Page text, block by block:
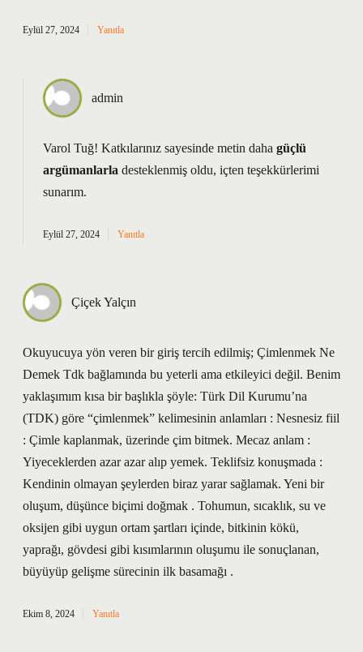
Eylül 27, 2024 Yanıtla
admin
Varol Tuğ! Katkılarınız sayesinde metin daha güçlü
argümanlarla desteklenmiş oldu, içten teşekkürlerimi
sunarım.
Eylül 27, 2024 Yanıtla
Çiçek Yalçın
Okuyucuya yön veren bir giriş tercih edilmiş; Çimlenmek Ne
Demek Tdk bağlamında bu yeterli ama etkileyici değil. Benim
yaklaşımım kısa bir başlıkla şöyle: Türk Dil Kurumu’na
(TDK) göre “çimlenmek” kelimesinin anlamları : Nesnesiz fiil
: Çimle kaplanmak, üzerinde çim bitmek. Mecaz anlam :
Yiyeceklerden azar azar alıp yemek. Teklifsiz konuşmada :
Kendinin olmayan şeylerden biraz yarar sağlamak. Yeni bir
oluşum, düşünce biçimi doğmak . Tohumun, sıcaklık, su ve
oksijen gibi uygun ortam şartları içinde, bitkinin kökü,
yaprağı, gövdesi gibi kısımlarının oluşumu ile sonuçlanan,
büyüyüp gelişme sürecinin ilk basamağı .
Ekim 8, 2024 Yanıtla